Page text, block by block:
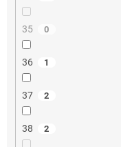
35 0
36 1
37 2
38 2